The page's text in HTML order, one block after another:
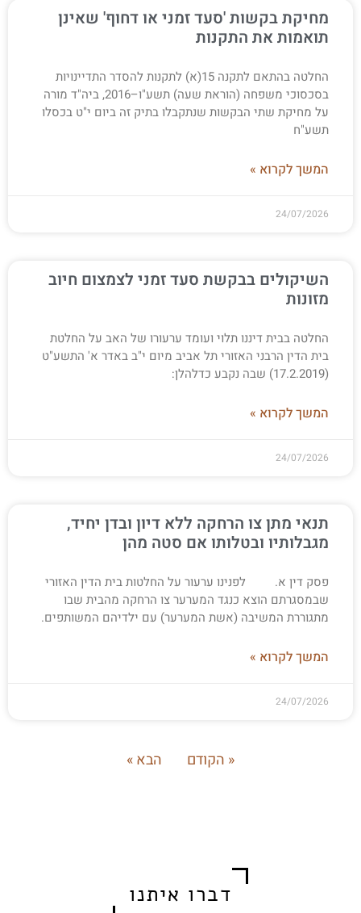
מחיקת בקשות 'סעד זמני או דחוף' שאינן
תואמות את התקנות
החלטה בהתאם לתקנה 15(א) לתקנות להסדר התדיינויות
בסכסוכי משפחה (הוראת שעה) תשע"ו–2016, ביה"ד מורה
על מחיקת שתי הבקשות שנתקבלו בתיק זה ביום י"ט בכסלו
תשע"ח
המשך לקרוא »
24/07/2026
השיקולים בבקשת סעד זמני לצמצום חיוב
מזונות
החלטה בבית דיננו תלוי ועומד ערעורו של האב על החלטת
בית הדין הרבני האזורי תל אביב מיום י"ב באדר א' התשע"ט
(17.2.2019) שבה נקבע כדלהלן:
המשך לקרוא »
24/07/2026
תנאי מתן צו הרחקה ללא דיון ובדן יחיד,
מגבלותיו ובטלותו אם סטה מהן
פסק דין א. לפנינו ערעור על החלטות בית הדין האזורי
שבמסגרתם הוצא כנגד המערער צו הרחקה מהבית שבו
מתגוררת המשיבה (אשת המערער) עם ילדיהם המשותפים.
המשך לקרוא »
24/07/2026
« הקודם הבא »
דברו איתנו